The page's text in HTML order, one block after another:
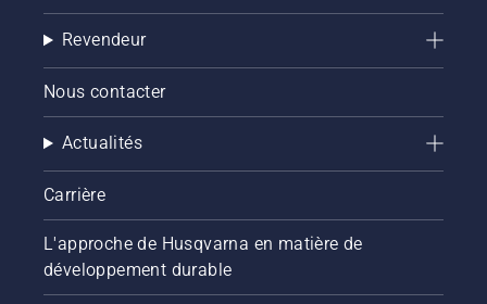
Revendeur
Nous contacter
Actualités
Carrière
L'approche de Husqvarna en matière de
développement durable